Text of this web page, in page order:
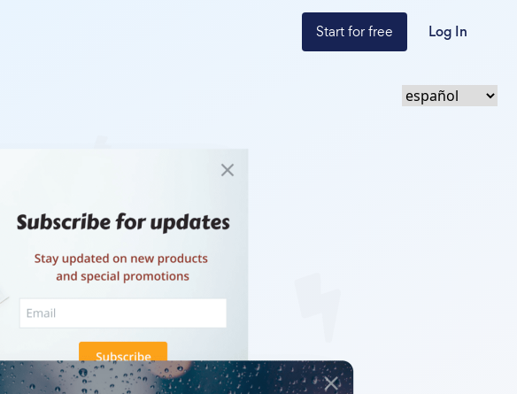
Start for free Log In